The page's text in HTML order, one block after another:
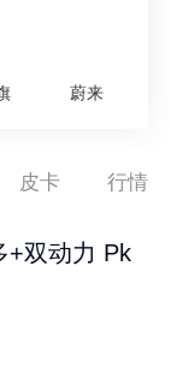
蔚来
皮卡 行情
+双动力 Pk